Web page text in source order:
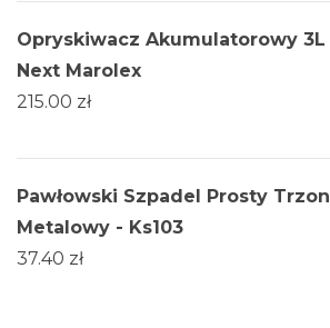
Opryskiwacz Akumulatorowy 3L
Next Marolex
215.00 zł
Pawłowski Szpadel Prosty Trzon
Metalowy - Ks103
37.40 zł